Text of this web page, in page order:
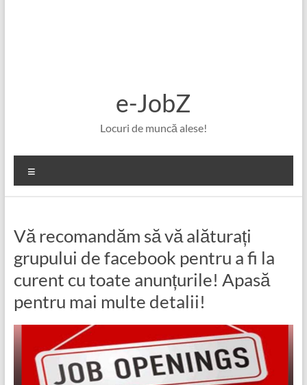
e-JobZ
Locuri de muncă alese!
Vă recomandăm să vă alăturați
grupului de facebook pentru a fi la
curent cu toate anunțurile! Apasă
pentru mai multe detalii!